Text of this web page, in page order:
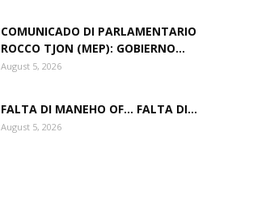
COMUNICADO DI PARLAMENTARIO
ROCCO TJON (MEP): GOBIERNO...
August 5, 2026
FALTA DI MANEHO OF… FALTA DI...
August 5, 2026